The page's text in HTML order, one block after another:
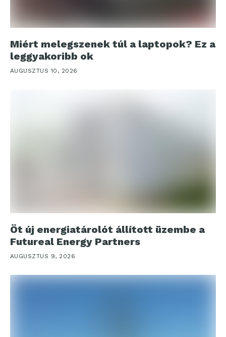
Miért melegszenek túl a laptopok? Ez a
leggyakoribb ok
AUGUSZTUS 10, 2026
Öt új energiatárolót állított üzembe a
Futureal Energy Partners
AUGUSZTUS 9, 2026